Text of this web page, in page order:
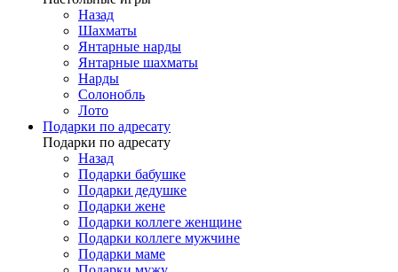
Назад
Шахматы
Янтарные нарды
Янтарные шахматы
Нарды
Солонобль
Лото
Подарки по адресату
Подарки по адресату
Назад
Подарки бабушке
Подарки дедушке
Подарки жене
Подарки коллеге женщине
Подарки коллеге мужчине
Подарки маме